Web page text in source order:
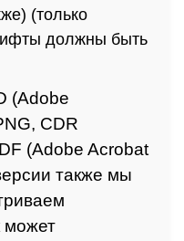
(только
должны быть
(Adobe
CDR
(Adobe Acrobat
также мы
может